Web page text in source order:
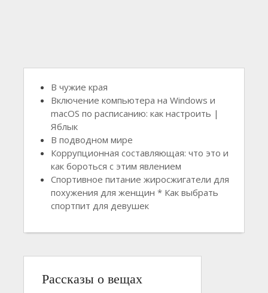
В чужие края
Включение компьютера на Windows и
macOS по расписанию: как настроить |
Яблык
В подводном мире
Коррупционная составляющая: что это и
как бороться с этим явлением
Спортивное питание жиросжигатели для
похужения для женщин * Как выбрать
спортпит для девушек
Рассказы о вещах